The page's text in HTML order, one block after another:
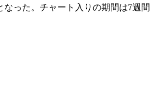
った。チャート入りの期間は7週間